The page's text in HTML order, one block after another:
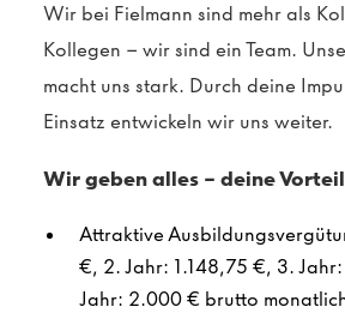
Wir bei Fielmann sind mehr als
Kollegen – wir sind ein Team.
macht uns stark. Durch deine
Einsatz entwickeln wir uns weiter.
Wir geben alles – deine
Attraktive
€, 2. Jahr: 1.148,75 €, 3.
Jahr: 2.000 € brutto